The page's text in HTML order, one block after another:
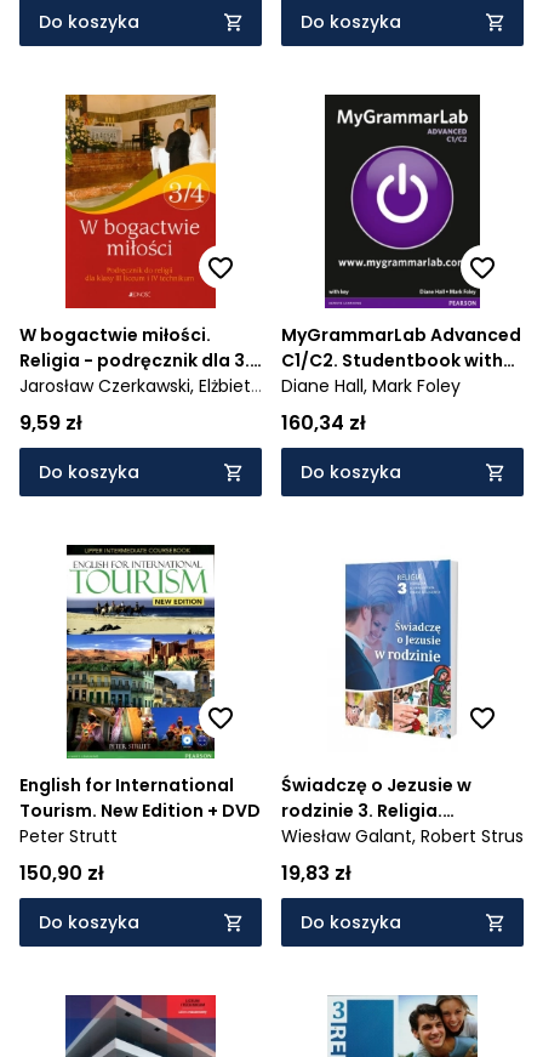
Do koszyka Do koszyka
W bogactwie miłości.
Religia - podręcznik dla 3.
klasy liceum i 4. klasy
technikum - AZ-43-03/12-
KI-1/14
Jarosław Czerkawski, Elżbieta
Kondrak,
9,59 zł
Do koszyka
MyGrammarLab Advanced
C1/C2. Studentbook with
MyLab + key
Diane Hall, Mark Foley
160,34 zł
Do koszyka
English for International
Tourism. New Edition + DVD
Peter Strutt
150,90 zł
Do koszyka
Świadczę o Jezusie w
rodzinie 3. Religia.
Podręcznik dla 3 klasy
szkół ponadgimnazjalnych
- AZ-4-01/10
Wiesław Galant, Robert Strus
19,83 zł
Do koszyka